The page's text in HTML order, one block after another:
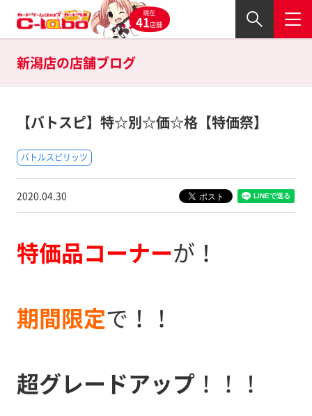
現在
41店舗
新潟店の店舗ブログ
【バトスピ】特☆別☆価☆格【特価祭】
バトルスピリッツ
2020.04.30
特価品コーナーが！
期間限定で！！
超グレードアップ！！！